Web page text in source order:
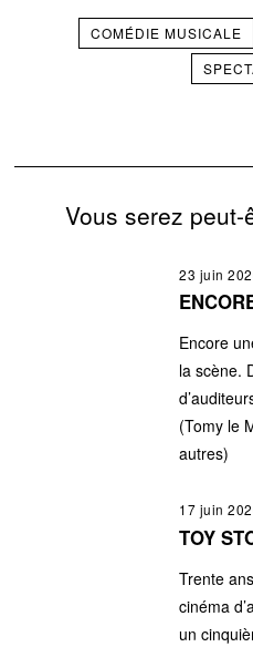
COMÉDIE MUSICALE
Vous serez
23 juin
Encore
la scène.
(Tomy le
autres)
17 juin
TOY
Trente
cinéma
un